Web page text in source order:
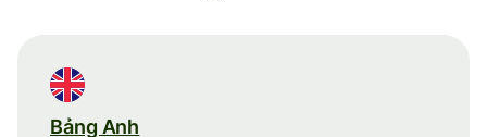
Bảng Anh